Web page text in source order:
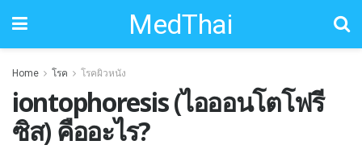
MedThai
Home โรค โรคผิวหนัง
iontophoresis (ไอออนโตโฟรี
ซิส) คืออะไร?